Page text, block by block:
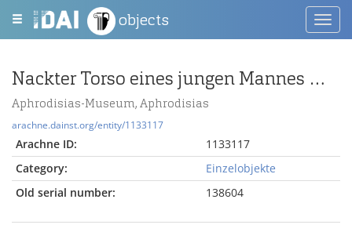
objects
Nackter Torso eines jungen Mannes mit drapierter Toga um die Taille
Aphrodisias-Museum, Aphrodisias
arachne.dainst.org/entity/1133117
Arachne ID:
1133117
Category:
Einzelobjekte
Old serial number:
138604